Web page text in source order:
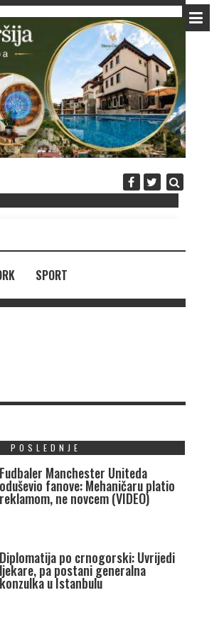
Diplomatija po
SPORT
POSLEDNJE
Fudbaler Manchester Uniteda
oduševio fanove: Mehaničaru platio
reklamom, ne novcem (VIDEO)
Diplomatija po crnogorski: Uvrijedi
ljekare, pa postani generalna
konzulka u Istanbulu